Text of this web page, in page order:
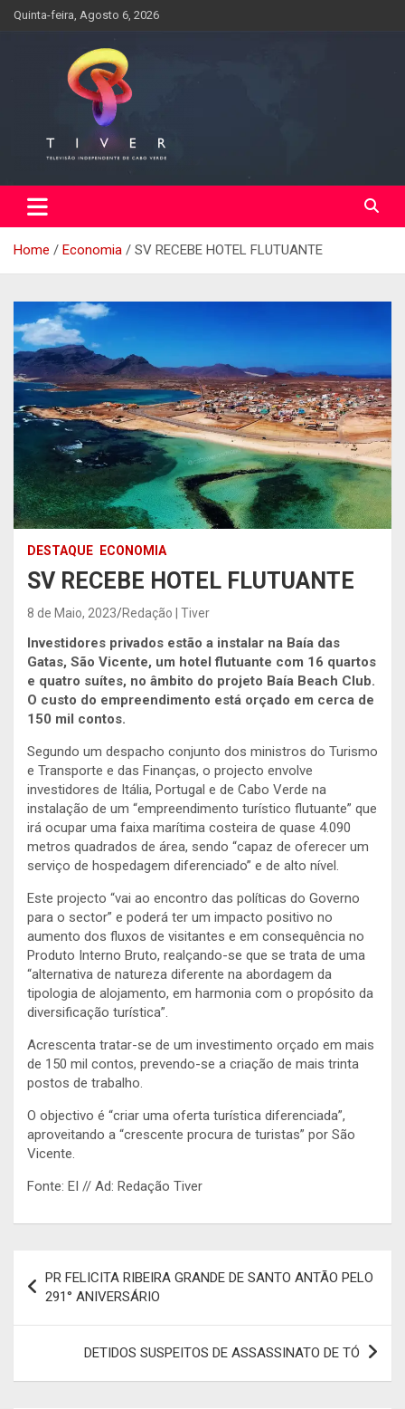
SkipQuinta-feira, Agosto 6, 2026
Home Economia SV RECEBE HOTEL FLUTUANTE
DESTAQUE ECONOMIA
SV RECEBE HOTEL FLUTUANTE
8 de Maio, 2023 Redação | Tiver
Investidores privados estão a instalar na Baía das
Gatas, São Vicente, um hotel flutuante com 16 quartos
e quatro suítes, no âmbito do projeto Baía Beach Club.
O custo do empreendimento está orçado em cerca de
150 mil contos.
Segundo um despacho conjunto dos ministros do Turismo
e Transporte e das Finanças, o projecto envolve
investidores de Itália, Portugal e de Cabo Verde na
instalação de um “empreendimento turístico flutuante” que
irá ocupar uma faixa marítima costeira de quase 4.090
metros quadrados de área, sendo “capaz de oferecer um
serviço de hospedagem diferenciado” e de alto nível.
Este projecto “vai ao encontro das políticas do Governo
para o sector” e poderá ter um impacto positivo no
aumento dos fluxos de visitantes e em consequência no
Produto Interno Bruto, realçando-se que se trata de uma
“alternativa de natureza diferente na abordagem da
tipologia de alojamento, em harmonia com o propósito da
diversificação turística”.
Acrescenta tratar-se de um investimento orçado em mais
de 150 mil contos, prevendo-se a criação de mais trinta
postos de trabalho.
O objectivo é “criar uma oferta turística diferenciada”,
aproveitando a “crescente procura de turistas” por São
Vicente.
Fonte: EI // Ad: Redação Tiver
de
artigos
PR FELICITA RIBEIRA GRANDE DE SANTO ANTÃO PELO
291° ANIVERSÁRIO
DETIDOS SUSPEITOS DE ASSASSINATO DE TÓ